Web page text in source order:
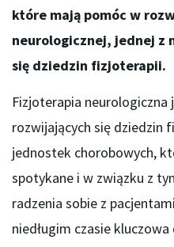
które mają pomóc w
neurologicznej, jednej z
się dziedzin fizjoterapii.
Fizjoterapia neurologiczna
rozwijających się dziedzin
jednostek chorobowych,
spotykane i w związku z
radzenia sobie z
niedługim czasie